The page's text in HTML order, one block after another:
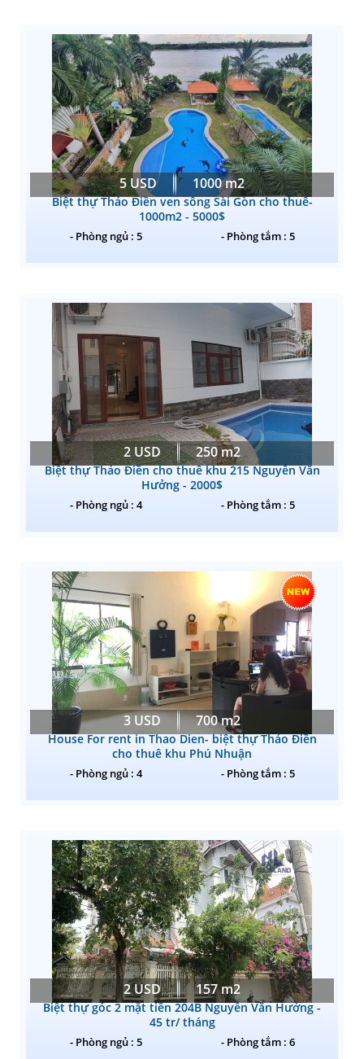
5 USD 1000 m2
Biệt thự Thảo Điền ven sông Sài Gòn cho thuê-
1000m2 - 5000$
- Phòng ngủ : 5 - Phòng tắm : 5
2 USD 250 m2
Biệt thự Thảo Điền cho thuê khu 215 Nguyễn Văn
Hưởng - 2000$
- Phòng ngủ : 4 - Phòng tắm : 5
3 USD 700 m2
House For rent in Thao Dien- biệt thự Thảo Điền
cho thuê khu Phú Nhuận
- Phòng ngủ : 4 - Phòng tắm : 5
2 USD 157 m2
Biệt thự góc 2 mặt tiền 204B Nguyễn Văn Hưởng -
45 tr/ tháng
- Phòng ngủ : 5 - Phòng tắm : 6